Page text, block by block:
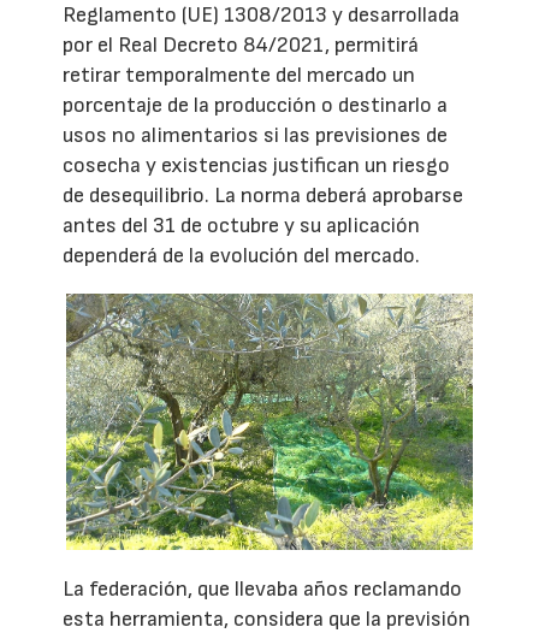
Reglamento (UE) 1308/2013 y desarrollada
por el Real Decreto 84/2021, permitirá
retirar temporalmente del mercado un
porcentaje de la producción o destinarlo a
usos no alimentarios si las previsiones de
cosecha y existencias justifican un riesgo
de desequilibrio. La norma deberá aprobarse
antes del 31 de octubre y su aplicación
dependerá de la evolución del mercado.
La federación, que llevaba años reclamando
esta herramienta, considera que la previsión